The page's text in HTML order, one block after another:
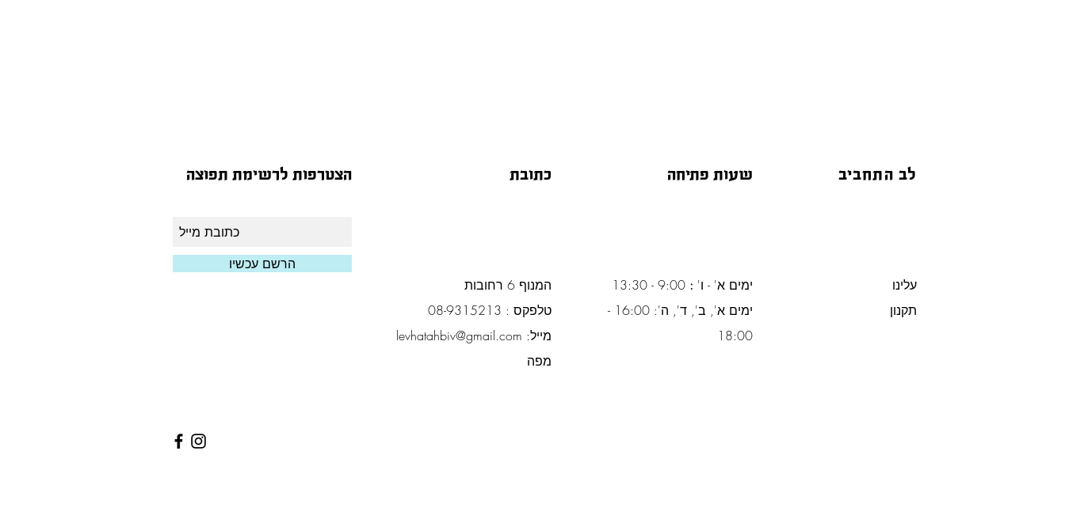
הצטרפות לרשימת תפוצה כתובת שעות פתיחה לב התחביב
הרשם עכשיו
המנוף 6 רחובות
טלפקס : 08-9315213
מייל: levhatahbiv@gmail.com
מפה
ימים א' - ו' :
ימים א', ב', ד', ה': 16:00 -
18:00
עלינו
תקנון